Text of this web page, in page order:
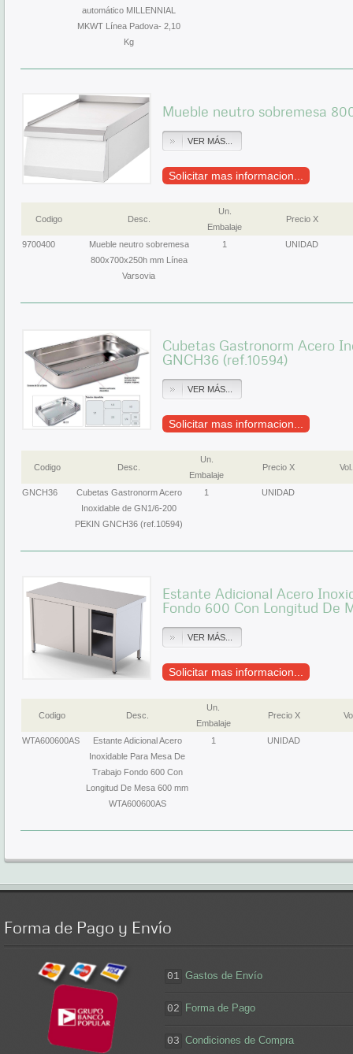
automático MILLENNIAL
MKWT Línea Padova- 2,10
Kg
Mueble neutro sobremesa
VER MÁS...
Solicitar mas informacion...
Codigo Desc.
Un.
Embalaje
Precio X
9700400
Mueble neutro sobremesa
800x700x250h mm Línea
Varsovia
1 UNIDAD
Cubetas Gastronorm Acero
GNCH36 (ref.10594)
VER MÁS...
Solicitar mas informacion...
Codigo Desc.
Un.
Embalaje
Precio X Vol.
GNCH36
Cubetas Gastronorm Acero
Inoxidable de GN1/6-200
PEKIN GNCH36 (ref.10594)
1 UNIDAD
Estante Adicional Acero
Fondo 600 Con Longitud De
VER MÁS...
Solicitar mas informacion...
Codigo Desc.
Un.
Embalaje
Precio X
WTA600600AS
Estante Adicional Acero
Inoxidable Para Mesa De
Trabajo Fondo 600 Con
Longitud De Mesa 600 mm
WTA600600AS
1 UNIDAD
Forma de Pago y Envío
01 Gastos de Envío
02 Forma de Pago
03 Condiciones de Compra